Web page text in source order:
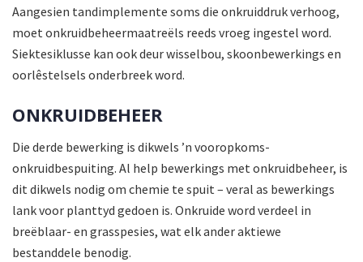
Aangesien tandimplemente soms die onkruiddruk verhoog,
moet onkruidbeheermaatreëls reeds vroeg ingestel word.
Siektesiklusse kan ook deur wisselbou, skoonbewerkings en
oorlêstelsels onderbreek word.
ONKRUIDBEHEER
Die derde bewerking is dikwels ’n vooropkoms-
onkruidbespuiting. Al help bewerkings met onkruid­beheer, is
dit dikwels nodig om chemie te spuit – veral as bewerkings
lank voor planttyd gedoen is. Onkruide word verdeel in
breëblaar- en grasspesies, wat elk ander aktiewe
bestanddele benodig.